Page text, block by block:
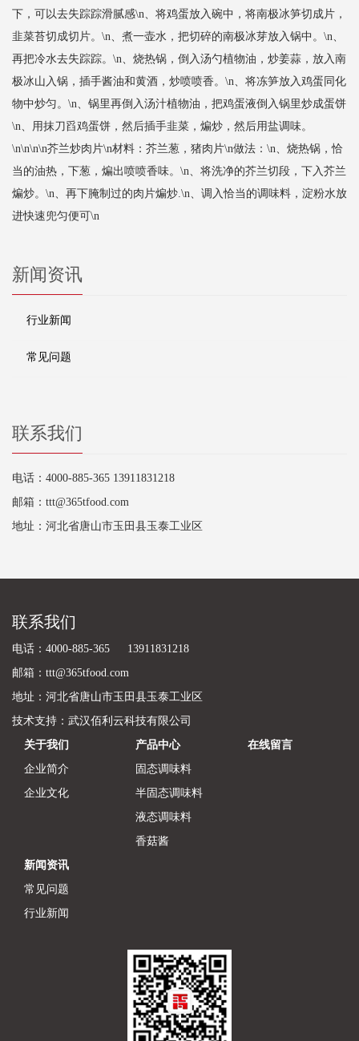
下，可以去失踪踪滑腻感\n、将鸡蛋放入碗中，将南极冰笋切成片，
韭菜苔切成切片。\n、煮一壶水，把切碎的南极冰芽放入锅中。\n、
再把冷水去失踪踪。\n、烧热锅，倒入汤勺植物油，炒姜蒜，放入南
极冰山入锅，插手酱油和黄酒，炒喷喷香。\n、将冻笋放入鸡蛋同化
物中炒匀。\n、锅里再倒入汤汁植物油，把鸡蛋液倒入锅里炒成蛋饼
\n、用抹刀舀鸡蛋饼，然后插手韭菜，煸炒，然后用盐调味。
\n\n\n\n芥兰炒肉片\n材料：芥兰葱，猪肉片\n做法：\n、烧热锅，恰
当的油热，下葱，煸出喷喷香味。\n、将洗净的芥兰切段，下入芥兰
煸炒。\n、再下腌制过的肉片煸炒.\n、调入恰当的调味料，淀粉水放
进快速兜匀便可\n
新闻资讯
行业新闻
常见问题
联系我们
电话：4000-885-365 13911831218
邮箱：ttt@365tfood.com
地址：河北省唐山市玉田县玉泰工业区
联系我们
电话：4000-885-365 13911831218
邮箱：ttt@365tfood.com
地址：河北省唐山市玉田县玉泰工业区
技术支持： 武汉佰利云科技有限公司
关于我们
企业简介
企业文化
产品中心
固态调味料
半固态调味料
液态调味料
香菇酱
在线留言
新闻资讯
常见问题
行业新闻